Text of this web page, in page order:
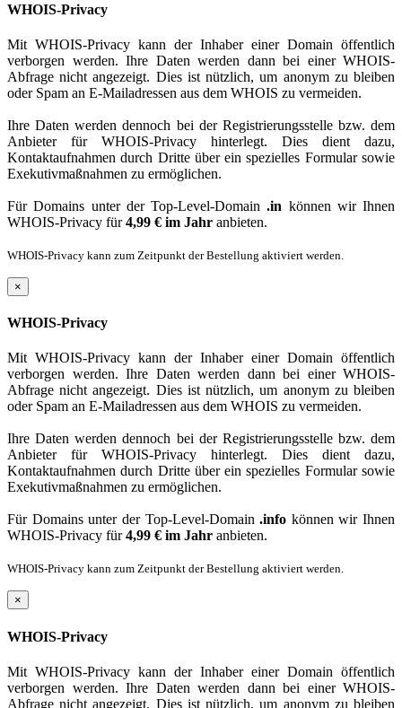
WHOIS-Privacy
Mit WHOIS-Privacy kann der Inhaber einer Domain öffentlich
verborgen werden. Ihre Daten werden dann bei einer WHOIS-
Abfrage nicht angezeigt. Dies ist nützlich, um anonym zu bleiben
oder Spam an E-Mailadressen aus dem WHOIS zu vermeiden.
Ihre Daten werden dennoch bei der Registrierungsstelle bzw. dem
Anbieter für WHOIS-Privacy hinterlegt. Dies dient dazu,
Kontaktaufnahmen durch Dritte über ein spezielles Formular sowie
Exekutivmaßnahmen zu ermöglichen.
Für Domains unter der Top-Level-Domain.in können wir Ihnen
WHOIS-Privacy für4,99 € im Jahr anbieten.
WHOIS-Privacy kann zum Zeitpunkt der Bestellung aktiviert werden.
×
WHOIS-Privacy
Mit WHOIS-Privacy kann der Inhaber einer Domain öffentlich
verborgen werden. Ihre Daten werden dann bei einer WHOIS-
Abfrage nicht angezeigt. Dies ist nützlich, um anonym zu bleiben
oder Spam an E-Mailadressen aus dem WHOIS zu vermeiden.
Ihre Daten werden dennoch bei der Registrierungsstelle bzw. dem
Anbieter für WHOIS-Privacy hinterlegt. Dies dient dazu,
Kontaktaufnahmen durch Dritte über ein spezielles Formular sowie
Exekutivmaßnahmen zu ermöglichen.
Für Domains unter der Top-Level-Domain.info können wir Ihnen
WHOIS-Privacy für4,99 € im Jahr anbieten.
WHOIS-Privacy kann zum Zeitpunkt der Bestellung aktiviert werden.
×
WHOIS-Privacy
Mit WHOIS-Privacy kann der Inhaber einer Domain öffentlich
verborgen werden. Ihre Daten werden dann bei einer WHOIS-
Abfrage nicht angezeigt. Dies ist nützlich, um anonym zu bleiben